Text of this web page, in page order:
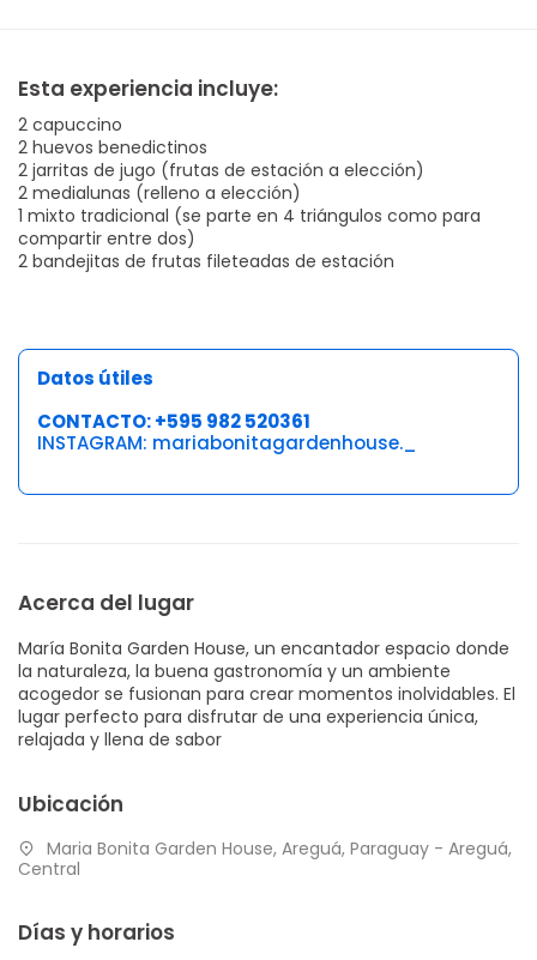
Esta experiencia incluye:
2 capuccino
2 huevos benedictinos
2 jarritas de jugo (frutas de estación a elección)
2 medialunas (relleno a elección)
1 mixto tradicional (se parte en 4 triángulos como para
compartir entre dos)
2 bandejitas de frutas fileteadas de estación
Datos útiles
CONTACTO: +595 982 520361
INSTAGRAM: mariabonitagardenhouse._
Acerca del lugar
María Bonita Garden House, un encantador espacio donde
la naturaleza, la buena gastronomía y un ambiente
acogedor se fusionan para crear momentos inolvidables. El
lugar perfecto para disfrutar de una experiencia única,
relajada y llena de sabor
Ubicación
Maria Bonita Garden House, Areguá, Paraguay - Areguá,
Central
Días y horarios